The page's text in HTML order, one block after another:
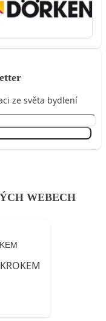
ze světa bydlení
WEBECH